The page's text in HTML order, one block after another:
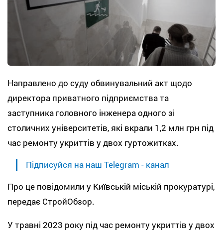
Направлено до суду обвинувальний акт щодо
директора приватного підприємства та
заступника головного інженера одного зі
столичних університетів, які вкрали 1,2 млн грн під
час ремонту укриттів у двох гуртожитках.
Підписуйся на наш Telegram - канал
Про це повідомили у Київській міській прокуратурі,
передає СтройОбзор.
У травні 2023 року під час ремонту укриттів у двох